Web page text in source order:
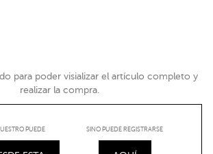
para poder visializar el artículo completo y
realizar la compra.
PUEDE SINO PUEDE REGISTRARSE